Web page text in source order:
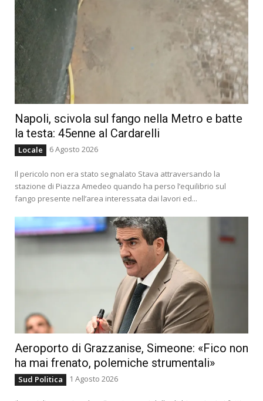
Napoli, scivola sul fango nella Metro e batte
la testa: 45enne al Cardarelli
Locale 6 Agosto 2026
Il pericolo non era stato segnalato Stava attraversando la
stazione di Piazza Amedeo quando ha perso l’equilibrio sul
fango presente nell’area interessata dai lavori ed...
Aeroporto di Grazzanise, Simeone: «Fico non
ha mai frenato, polemiche strumentali»
Sud Politica 1 Agosto 2026